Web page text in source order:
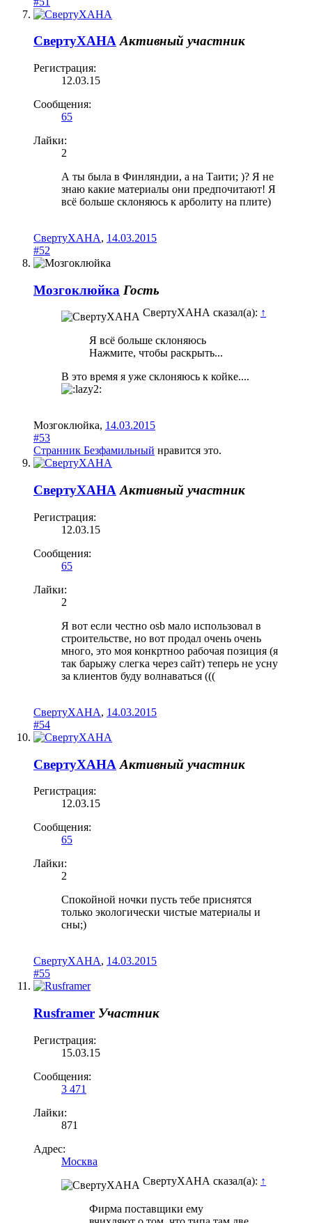
СвертуХАНА Активный участник
Регистрация:
12.03.15
Сообщения:
65
Лайки:
2
А ты была в Финляндии, а на Таити; )? Я не
знаю какие материалы они предпочитают! Я
всё больше склоняюсь к арболиту на плите)
СвертуХАНА, 14.03.2015
#52
Мозгоклюйка Гость
СвертуХАНА сказал(а): ↑
Я всё больше склоняюсь
Нажмите, чтобы раскрыть...
В это время я уже склоняюсь к койке....
Мозгоклюйка, 14.03.2015
#53
Странник Безфамильный нравится это.
СвертуХАНА Активный участник
Регистрация:
12.03.15
Сообщения:
65
Лайки:
2
Я вот если честно osb мало использовал в
строительстве, но вот продал очень очень
много, это моя конкртноо рабочая позиция (я
так барыжу слегка через сайт) теперь не усну
за клиентов буду волнаваться (((
СвертуХАНА, 14.03.2015
#54
СвертуХАНА Активный участник
Регистрация:
12.03.15
Сообщения:
65
Лайки:
2
Спокойной ночки пусть тебе приснятся
только экологически чистые материалы и
сны;)
СвертуХАНА, 14.03.2015
#55
Rusframer Участник
Регистрация:
15.03.15
Сообщения:
3 471
Лайки:
871
Адрес:
Москва
СвертуХАНА сказал(а): ↑
Фирма поставщики ему